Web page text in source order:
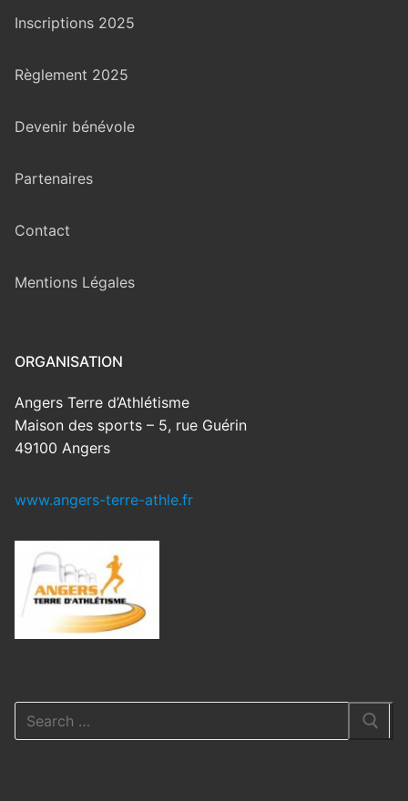
Inscriptions 2025
Règlement 2025
Devenir bénévole
Partenaires
Contact
Mentions Légales
ORGANISATION
Angers Terre d’Athlétisme
Maison des sports – 5, rue Guérin
49100 Angers
www.angers-terre-athle.fr
Rechercher
: